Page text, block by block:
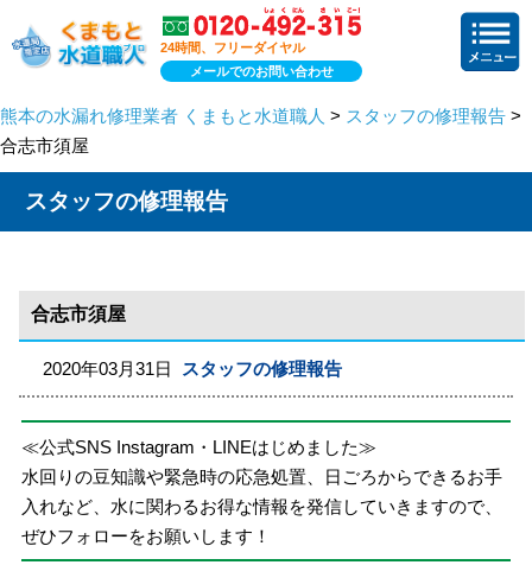
24時間、フリーダイヤル
メールでのお問い合わせ
熊本の水漏れ修理業者 くまもと水道職人 > スタッフの修理報告 >
合志市須屋
スタッフの修理報告
合志市須屋
2020年03月31日 スタッフの修理報告
≪公式SNS Instagram・LINEはじめました≫
水回りの豆知識や緊急時の応急処置、日ごろからできるお手
入れなど、水に関わるお得な情報を発信していきますので、
ぜひフォローをお願いします！